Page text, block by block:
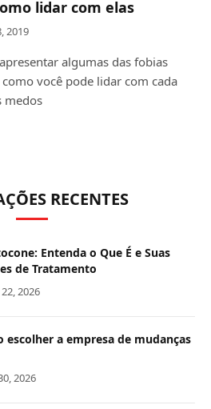
lidar com elas
2019
algumas das fobias
você pode lidar com cada
medos
RECENTES
Entenda o Que É e Suas
de Tratamento
2026
escolher a empresa de mudanças
2026